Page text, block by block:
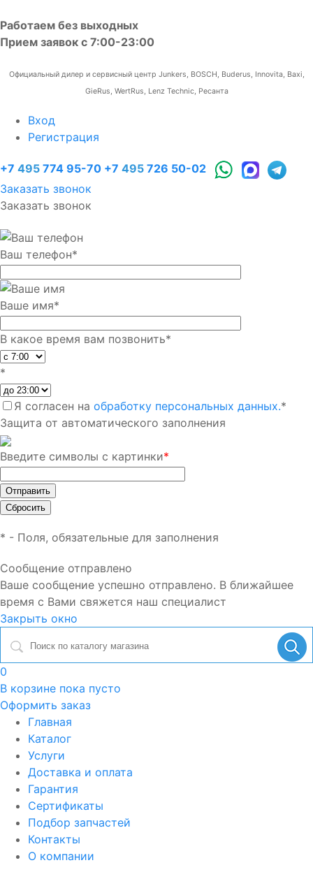
Работаем без выходных
Прием заявок с 7:00-23:00
Официальный дилер и сервисный центр Junkers, BOSCH, Buderus, Innovita, Baxi,
GieRus, WertRus, Lenz Technic, Ресанта
Вход
Регистрация
+7 495 774 95-70 +7 495 726 50-02
Заказать звонок
Заказать звонок
Ваш телефон*
Ваше имя*
В какое время вам позвонить*
*
Я согласен на обработку персональных данных.*
Защита от автоматического заполнения
Введите символы с картинки*
* - Поля, обязательные для заполнения
Сообщение отправлено
Ваше сообщение успешно отправлено. В ближайшее
время с Вами свяжется наш специалист
Закрыть окно
0
В корзине пока пусто
Оформить заказ
Главная
Каталог
Услуги
Доставка и оплата
Гарантия
Сертификаты
Подбор запчастей
Контакты
О компании